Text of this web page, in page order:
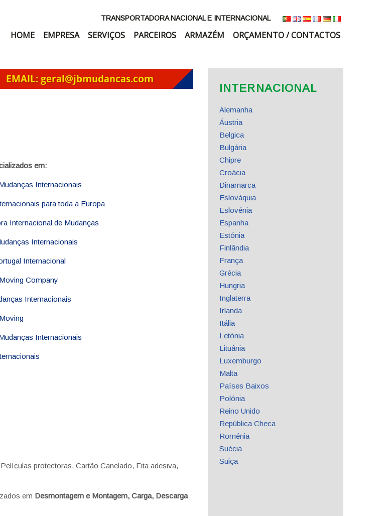
TRANSPORTADORA NACIONAL E INTERNACIONAL
HOME EMPRESA SERVIÇOS PARCEIROS ARMAZÉM ORÇAMENTO / CONTACTOS
em:
Internacionais
para toda a Europa
Internacional de Mudanças
Internacionais
Internacional
Company
Internacionais
Internacionais
protectoras, Cartão Canelado, Fita adesiva,
em Desmontagem e Montagem, Carga, Descarga
INTERNACIONAL
Alemanha
Áustria
Belgica
Bulgária
Chipre
Croácia
Dinamarca
Eslováquia
Eslovénia
Espanha
Estónia
Finlândia
França
Grécia
Hungria
Inglaterra
Irlanda
Itália
Letónia
Lituânia
Luxemburgo
Malta
Países Baixos
Polónia
Reino Unido
República Checa
Roménia
Suécia
Suiça